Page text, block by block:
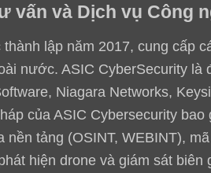
vấn và Dịch vụ Công
lập năm 2017, cung cấp
nước. ASIC CyberSecurity
Niagara Networks,
của ASIC Cybersecurity
nền tảng (OSINT, WEBINT),
hiện drone và giám sát biên